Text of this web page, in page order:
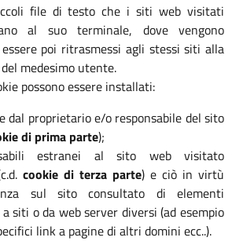
file di testo che i siti web visitati
al suo terminale, dove vengono
poi ritrasmessi agli stessi siti alla
medesimo utente.
possono essere installati:
dal proprietario e/o responsabile del sito
di prima parte);
estranei al sito web visitato
cookie di terza parte) e ciò in virtù
sul sito consultato di elementi
siti o da web server diversi (ad esempio
link a pagine di altri domini ecc..).